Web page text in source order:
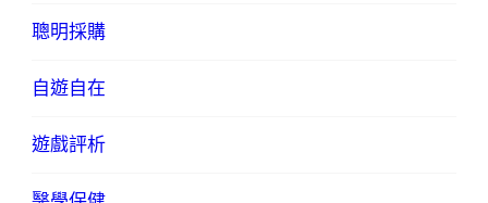
聰明採購
自遊自在
遊戲評析